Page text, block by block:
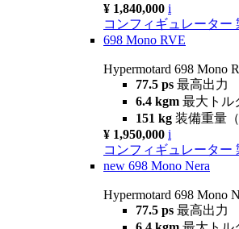
¥ 1,840,000 i
コンフィギュレーター
698 Mono RVE
Hypermotard 698 Mono
77.5 ps 最高出力
6.4 kgm 最大トル
151 kg 装備重量
¥ 1,950,000 i
コンフィギュレーター
new 698 Mono Nera
Hypermotard 698 Mono
77.5 ps 最高出力